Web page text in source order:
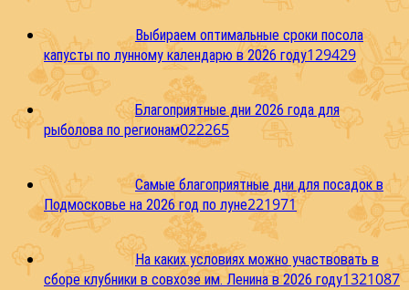
Выбираем оптимальные сроки посола
капусты по лунному календарю в 2026 году129429
Благоприятные дни 2026 года для
рыболова по регионам022265
Самые благоприятные дни для посадок в
Подмосковье на 2026 год по луне221971
На каких условиях можно участвовать в
сборе клубники в совхозе им. Ленина в 2026 году1321087